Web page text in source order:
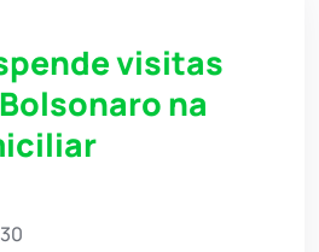
visitas
na